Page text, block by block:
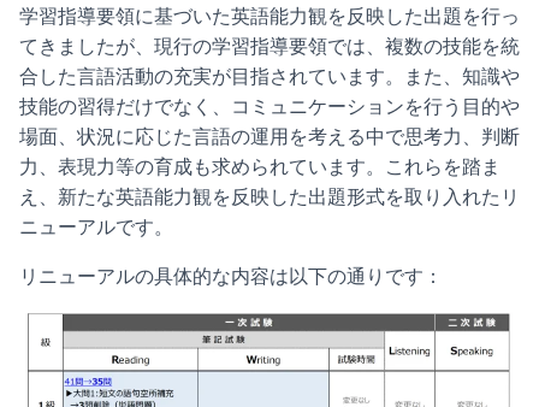
学習指導要領に基づいた英語能力観を反映した出題を行っ
てきましたが、現行の学習指導要領では、複数の技能を統
合した言語活動の充実が目指されています。また、知識や
技能の習得だけでなく、コミュニケーションを行う目的や
場面、状況に応じた言語の運用を考える中で思考力、判断
力、表現力等の育成も求められています。これらを踏ま
え、新たな英語能力観を反映した出題形式を取り入れたリ
ニューアルです。
リニューアルの具体的な内容は以下の通りです：